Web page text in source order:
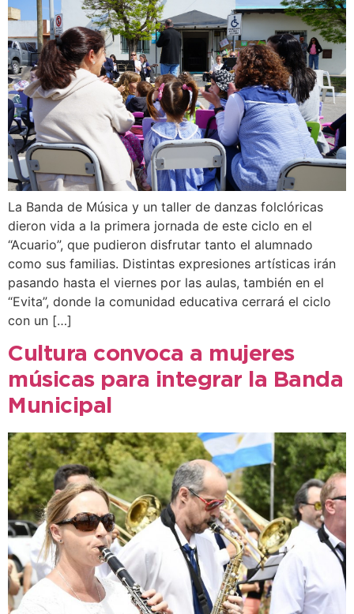
La Banda de Música y un taller de danzas folclóricas
dieron vida a la primera jornada de este ciclo en el
“Acuario”, que pudieron disfrutar tanto el alumnado
como sus familias. Distintas expresiones artísticas irán
pasando hasta el viernes por las aulas, también en el
“Evita”, donde la comunidad educativa cerrará el ciclo
con un […]
Cultura convoca a mujeres
músicas para integrar la Banda
Municipal